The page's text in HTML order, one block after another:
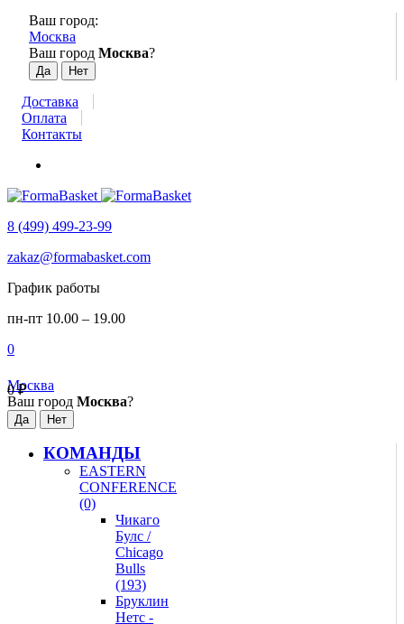
Ваш город:
Москва
Ваш город Москва?
Доставка
Оплата
Контакты
8 (499) 499-23-99
zakaz@formabasket.com
График работы
пн-пт 10.00 – 19.00
0
0₽
Москва
Ваш город Москва?
КОМАНДЫ
EASTERN
CONFERENCE
(0)
Чикаго
Булс /
Chicago
Bulls
(193)
Бруклин
Нетс -